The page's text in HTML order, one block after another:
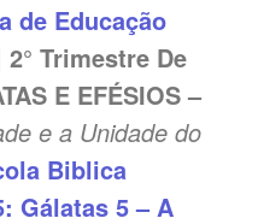
de Educação
2° Trimestre De
E EFÉSIOS–
e a Unidade do
Biblica
Gálatas 5 – A